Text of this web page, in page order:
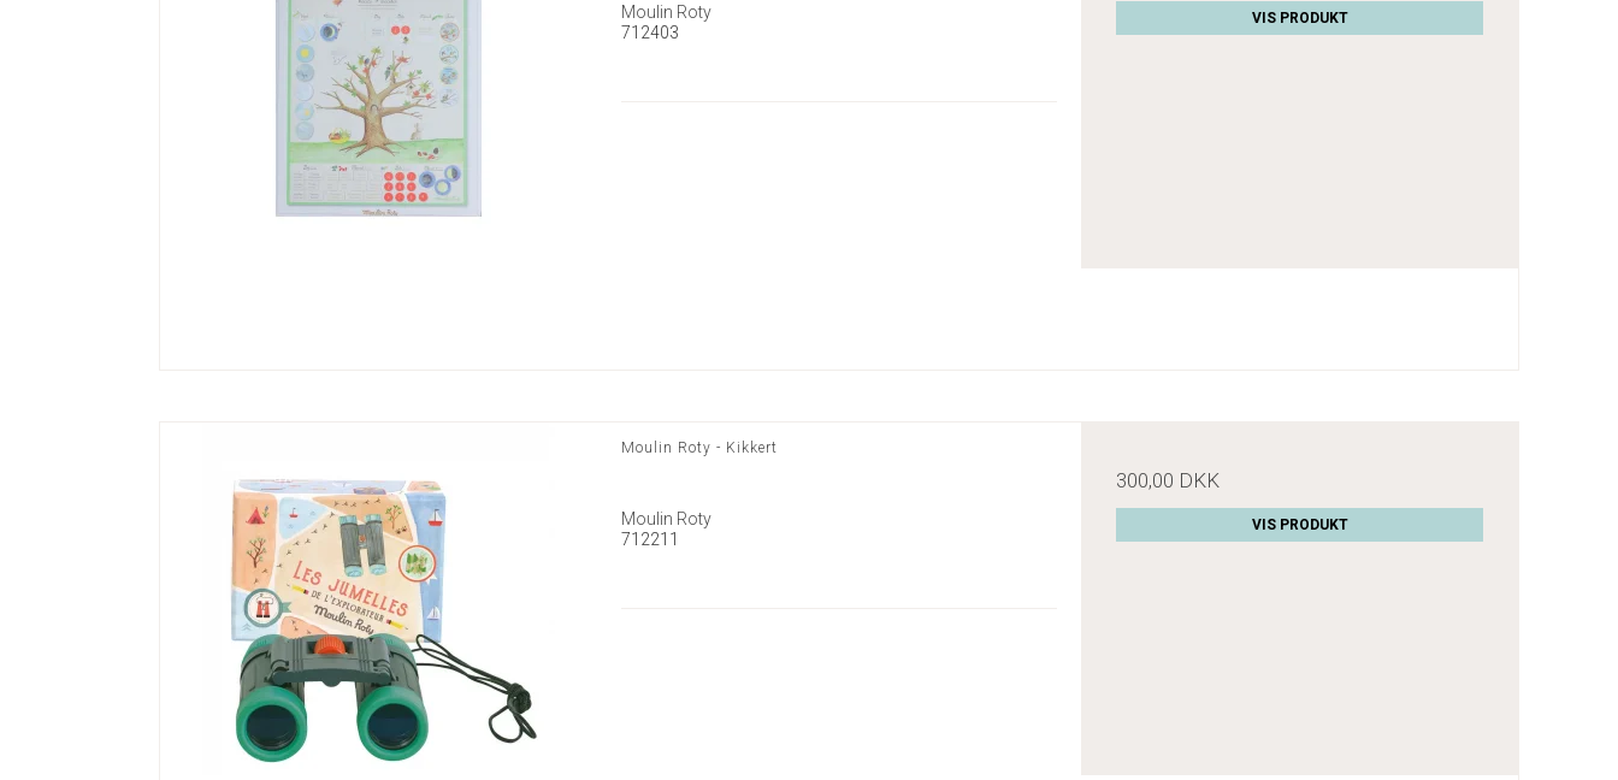
Moulin Roty
712403
VIS PRODUKT
Moulin Roty - Kikkert
Moulin Roty
712211
300,00 DKK
VIS PRODUKT